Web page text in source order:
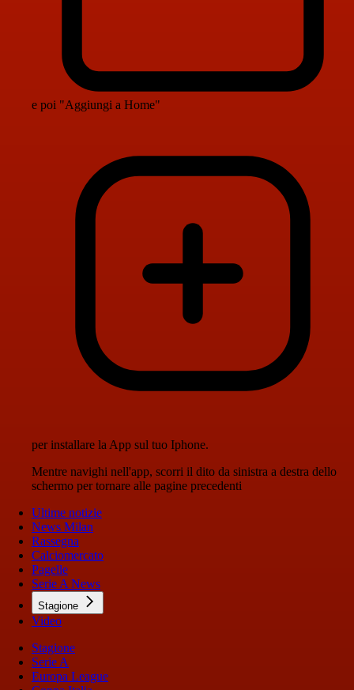
e poi "Aggiungi a Home"
per installare la App sul tuo Iphone.
Mentre navighi nell'app, scorri il dito da sinistra a destra dello
schermo per tornare alle pagine precedenti
Ultime notizie
News Milan
Rassegna
Calciomercato
Pagelle
Serie A News
Stagione
Video
Stagione
Serie A
Europa League